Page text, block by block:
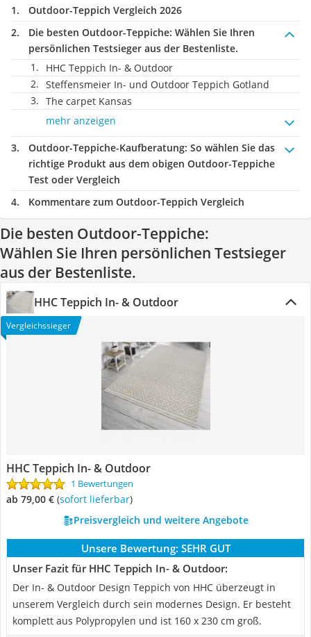
Outdoor-Teppich Vergleich 2026
Die besten Outdoor-Teppiche: Wählen Sie Ihren
persönlichen Testsieger aus der Bestenliste.
HHC Teppich In- & Outdoor
Steffensmeier In- und Outdoor Teppich Gotland
The carpet Kansas
mehr anzeigen
Outdoor-Teppiche-Kaufberatung: So wählen Sie das
richtige Produkt aus dem obigen Outdoor-Teppiche
Test oder Vergleich
Kommentare zum Outdoor-Teppich Vergleich
Die besten Outdoor-Teppiche:
Wählen Sie Ihren persönlichen Testsieger
aus der Bestenliste.
HHC Teppich In- & Outdoor
Vergleichssieger
HHC Teppich In- & Outdoor
1 Bewertungen
ab 79,00 € ( Sofort lieferbar)
Preisvergleich und weitere Angebote
Unsere Bewertung: SEHR GUT
Unser Fazit für HHC Teppich In- & Outdoor:
Der In- & Outdoor Design Teppich von HHC überzeugt in
unserem Vergleich durch sein modernes Design. Er besteht
komplett aus Polypropylen und ist 160 x 230 cm groß.